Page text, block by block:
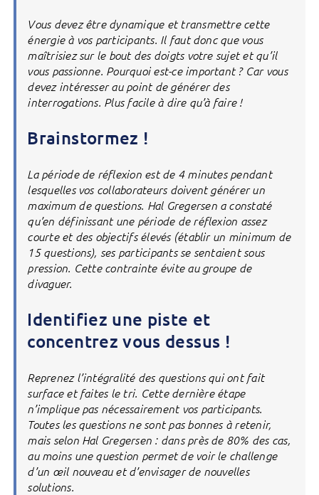
Vous devez être dynamique et transmettre cette
énergie à vos participants. Il faut donc que vous
maîtrisiez sur le bout des doigts votre sujet et qu’il
vous passionne. Pourquoi est-ce important ? Car vous
devez intéresser au point de générer des
interrogations. Plus facile à dire qu’à faire !
Brainstormez !
La période de réflexion est de 4 minutes pendant
lesquelles vos collaborateurs doivent générer un
maximum de questions. Hal Gregersen a constaté
qu’en définissant une période de réflexion assez
courte et des objectifs élevés (établir un minimum de
15 questions), ses participants se sentaient sous
pression. Cette contrainte évite au groupe de
divaguer.
Identifiez une piste et
concentrez vous dessus !
Reprenez l’intégralité des questions qui ont fait
surface et faites le tri. Cette dernière étape
n’implique pas nécessairement vos participants.
Toutes les questions ne sont pas bonnes à retenir,
mais selon Hal Gregersen : dans près de 80% des cas,
au moins une question permet de voir le challenge
d’un œil nouveau et d’envisager de nouvelles
solutions.